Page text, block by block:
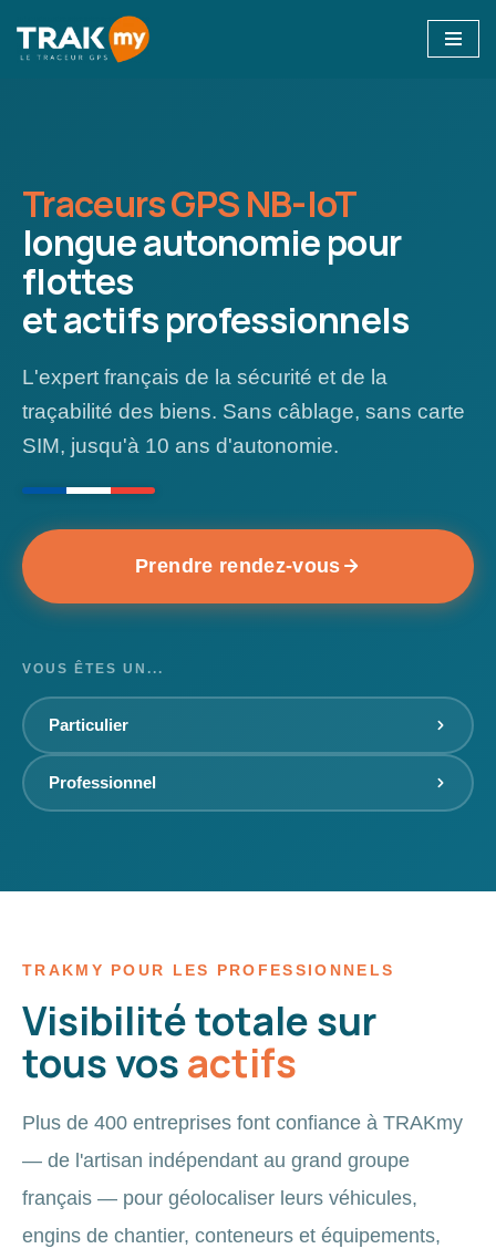
Aller
Traceurs GPS NB-IoT
longue autonomie pour
flottes
et actifs professionnels
L'expert français de la sécurité et de la
traçabilité des biens. Sans câblage, sans carte
SIM, jusqu'à 10 ans d'autonomie.
Prendre rendez-vous
VOUS ÊTES UN...
Particulier
Professionnel
TRAKMY POUR LES PROFESSIONNELS
Visibilité totale sur
tous vosactifs
Plus de 400 entreprises font confiance à TRAKmy
— de l'artisan indépendant au grand groupe
français — pour géolocaliser leurs véhicules,
engins de chantier, conteneurs et équipements,